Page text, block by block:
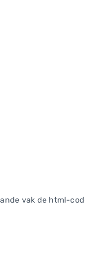
vak de html-